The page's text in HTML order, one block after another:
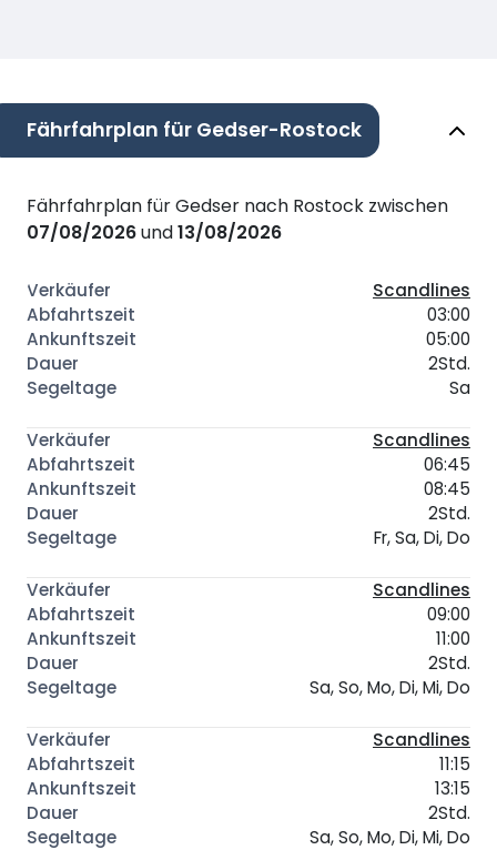
Fährfahrplan für Gedser-Rostock
Fährfahrplan für Gedser nach Rostock zwischen
07/08/2026und13/08/2026
Scandlines
03:00
05:00
2Std.
Sa
Scandlines
06:45
08:45
2Std.
Fr, Sa, Di, Do
Scandlines
09:00
11:00
2Std.
Sa, So, Mo, Di, Mi, Do
Scandlines
11:15
13:15
2Std.
Sa, So, Mo, Di, Mi, Do